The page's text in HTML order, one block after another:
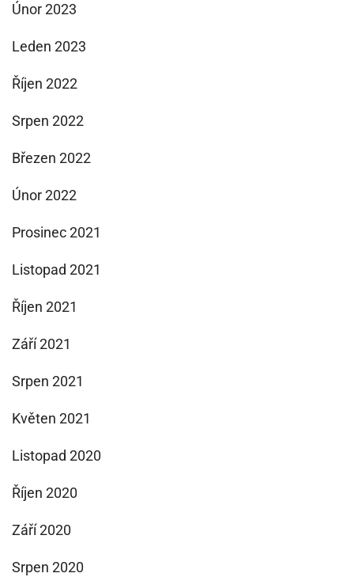
Únor 2023
Leden 2023
Říjen 2022
Srpen 2022
Březen 2022
Únor 2022
Prosinec 2021
Listopad 2021
Říjen 2021
Září 2021
Srpen 2021
Květen 2021
Listopad 2020
Říjen 2020
Září 2020
Srpen 2020